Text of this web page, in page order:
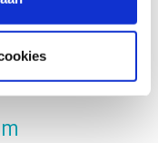
van